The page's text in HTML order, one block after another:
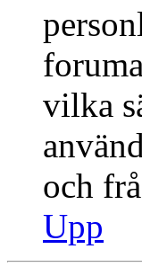
vilka
och
Upp